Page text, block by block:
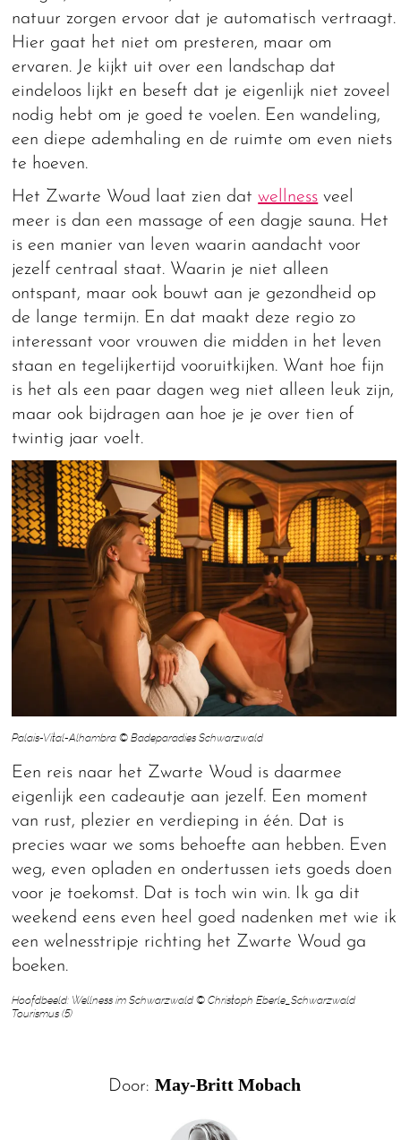
natuur zorgen ervoor dat je automatisch vertraagt.
Hier gaat het niet om presteren, maar om
ervaren. Je kijkt uit over een landschap dat
eindeloos lijkt en beseft dat je eigenlijk niet zoveel
nodig hebt om je goed te voelen. Een wandeling,
een diepe ademhaling en de ruimte om even niets
te hoeven.
Het Zwarte Woud laat zien datwellness veel
meer is dan een massage of een dagje sauna. Het
is een manier van leven waarin aandacht voor
jezelf centraal staat. Waarin je niet alleen
ontspant, maar ook bouwt aan je gezondheid op
de lange termijn. En dat maakt deze regio zo
interessant voor vrouwen die midden in het leven
staan en tegelijkertijd vooruitkijken. Want hoe fijn
is het als een paar dagen weg niet alleen leuk zijn,
maar ook bijdragen aan hoe je je over tien of
twintig jaar voelt.
Palais-Vital-Alhambra © Badeparadies Schwarzwald
Een reis naar het Zwarte Woud is daarmee
eigenlijk een cadeautje aan jezelf. Een moment
van rust, plezier en verdieping in één. Dat is
precies waar we soms behoefte aan hebben. Even
weg, even opladen en ondertussen iets goeds doen
voor je toekomst. Dat is toch win win. Ik ga dit
weekend eens even heel goed nadenken met wie ik
een welnesstripje richting het Zwarte Woud ga
boeken.
Hoofdbeeld: Wellness im Schwarzwald © Christoph Eberle_Schwarzwald
Tourismus (5)
Door: May-Britt Mobach